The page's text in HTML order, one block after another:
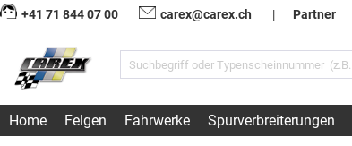
+41 71 844 07 00 carex@carex.ch | Partner
Home Felgen Fahrwerke Spurverbreiterungen